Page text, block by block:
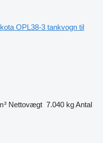
OPL38-3 tankvogn til
Nettovægt 7.040 kgAntal